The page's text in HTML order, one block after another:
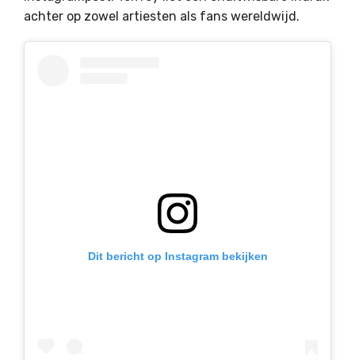
achter op zowel artiesten als fans wereldwijd.
Dit bericht op Instagram bekijken